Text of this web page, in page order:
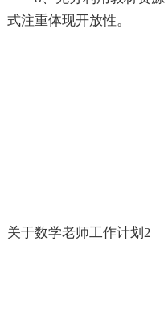
式注重体现开放性。
关于数学老师工作计划2